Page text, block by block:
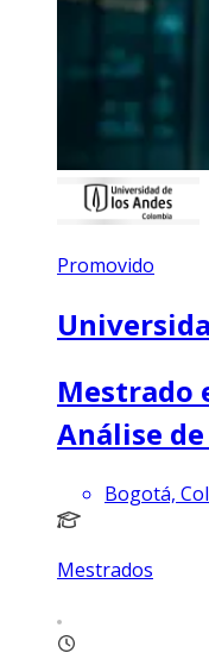
Promovido
Mestrado
Análise
Bogotá,
Mestrados